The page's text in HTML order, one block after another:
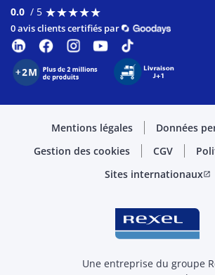
0.0 / 5 ★★★★★
★★★★★
0 avis clients certifiés par
Mentions légales
Données
Gestion des cookies
CGV
Sites internationauxopen_in_new
Une entreprise du groupe